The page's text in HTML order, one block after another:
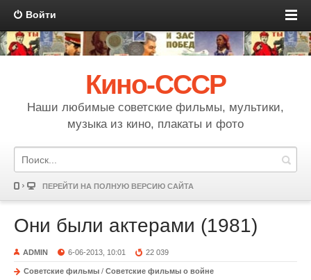
Войти
Кино-СССР
Наши любимые советские фильмы, мультики,
музыка из кино, плакаты и фото
ПЕРЕЙТИ НА ПОЛНУЮ ВЕРСИЮ САЙТА
Они были актерами (1981)
ADMIN 6-06-2013, 10:01 22 039
Советские фильмы / Советские фильмы о войне